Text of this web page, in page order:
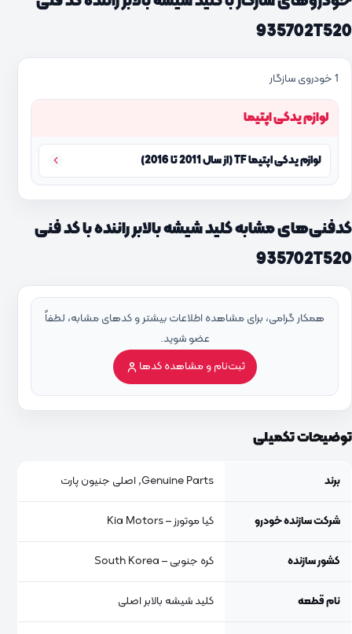
935702T520
1 خودروی سازگار
لوازم یدکی اپتیما
لوازم یدکی اپتیما TF (از سال 2011 تا 2016)
کدفنی‌های مشابه کلید شیشه بالابر راننده با کد فنی
935702T520
همکار گرامی، برای مشاهده اطلاعات بیشتر و کدهای مشابه، لطفاً
عضو شوید.
ثبت‌نام و مشاهده کدها
توضیحات تکمیلی
برند Genuine Parts, اصلی جنیون پارت
شرکت سازنده خودرو کیا موتورز – Kia Motors
کشور سازنده کره جنوبی – South Korea
نام قطعه کلید شیشه بالابر اصلی